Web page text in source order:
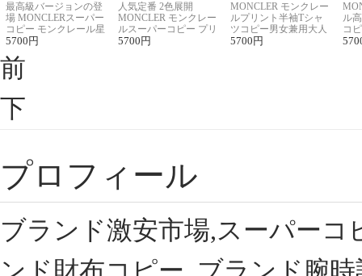
最高級バージョンの登
場 MONCLERスーパー
コピー モンクレール星
座半袖Tシャツ
5700 円
人気定番 2色展開
MONCLER モンクレー
ルスーパーコピー プリ
ント半袖Tシャツ
5700 円
MONCLER モンクレー
ルプリント半袖Tシャ
ツコピー男女兼用大人
可愛い春夏コーデ
5700 円
ル
コ
ィ
前
下
プロフィール
ブランド激安市場,スーパー